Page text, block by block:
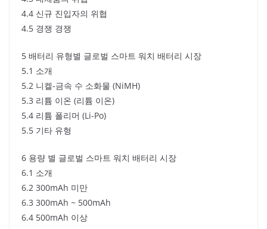
4.4 신규 진입자의 위협
4.5 경쟁 경쟁
5 배터리 유형별 글로벌 스마트 워치 배터리 시장
5.1 소개
5.2 니켈-금속 수 소화물 (NiMH)
5.3 리튬 이온 (리튬 이온)
5.4 리튬 폴리머 (Li-Po)
5.5 기타 유형
6 용량 별 글로벌 스마트 워치 배터리 시장
6.1 소개
6.2 300mAh 미만
6.3 300mAh ~ 500mAh
6.4 500mAh 이상